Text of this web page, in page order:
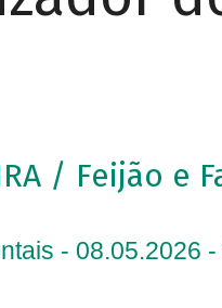
/ Feijão e
- 08.05.2026 -